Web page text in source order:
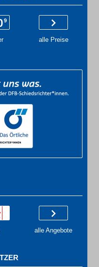
alle Preise
alle Angebote